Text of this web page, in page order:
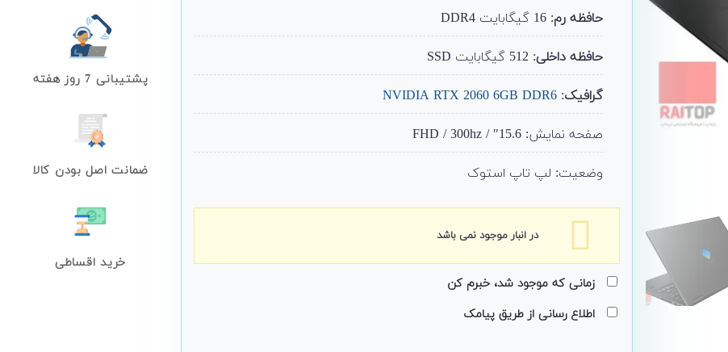
حافظه رم: 16 گیگابایت DDR4
حافظه داخلی: 512 گیگابایت SSD
گرافیک:
NVIDIA RTX 2060 6GB DDR6
صفحه نمایش: 15.6″ / FHD / 300hz
وضعیت: لپ تاپ استوک
در انبار موجود نمی باشد
زمانی که موجود شد، خبرم کن
اطلاع رسانی از طریق پیامک
پشتیبانی 7 روز هفته
ضمانت اصل بودن کالا
خرید اقساطی